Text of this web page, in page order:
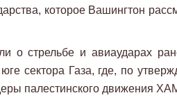
которое Вашингтон
о стрельбе и авиаударах
сектора Газа, где, по
палестинского движения